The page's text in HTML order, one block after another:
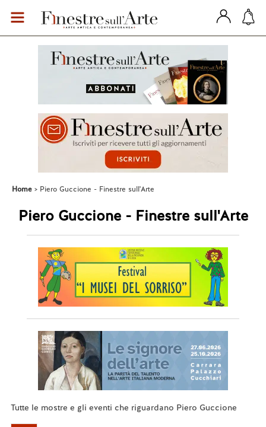
Home Piero Guccione - Finestre sull'Arte
Piero Guccione - Finestre sull'Arte
Tutte le mostre e gli eventi che riguardano Piero Guccione